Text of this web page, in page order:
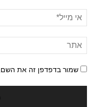
שמור בדפדפן זה את